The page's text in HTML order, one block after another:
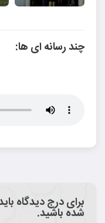
چند رسانه ای ها:
برای درج دیدگاه
شده باشید.